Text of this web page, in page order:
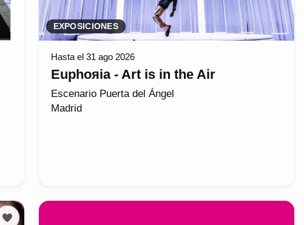
EXPOSICIONES
Hasta el 31 ago 2026
Euphoяia - Art is in the Air
Escenario Puerta del Ángel
Madrid